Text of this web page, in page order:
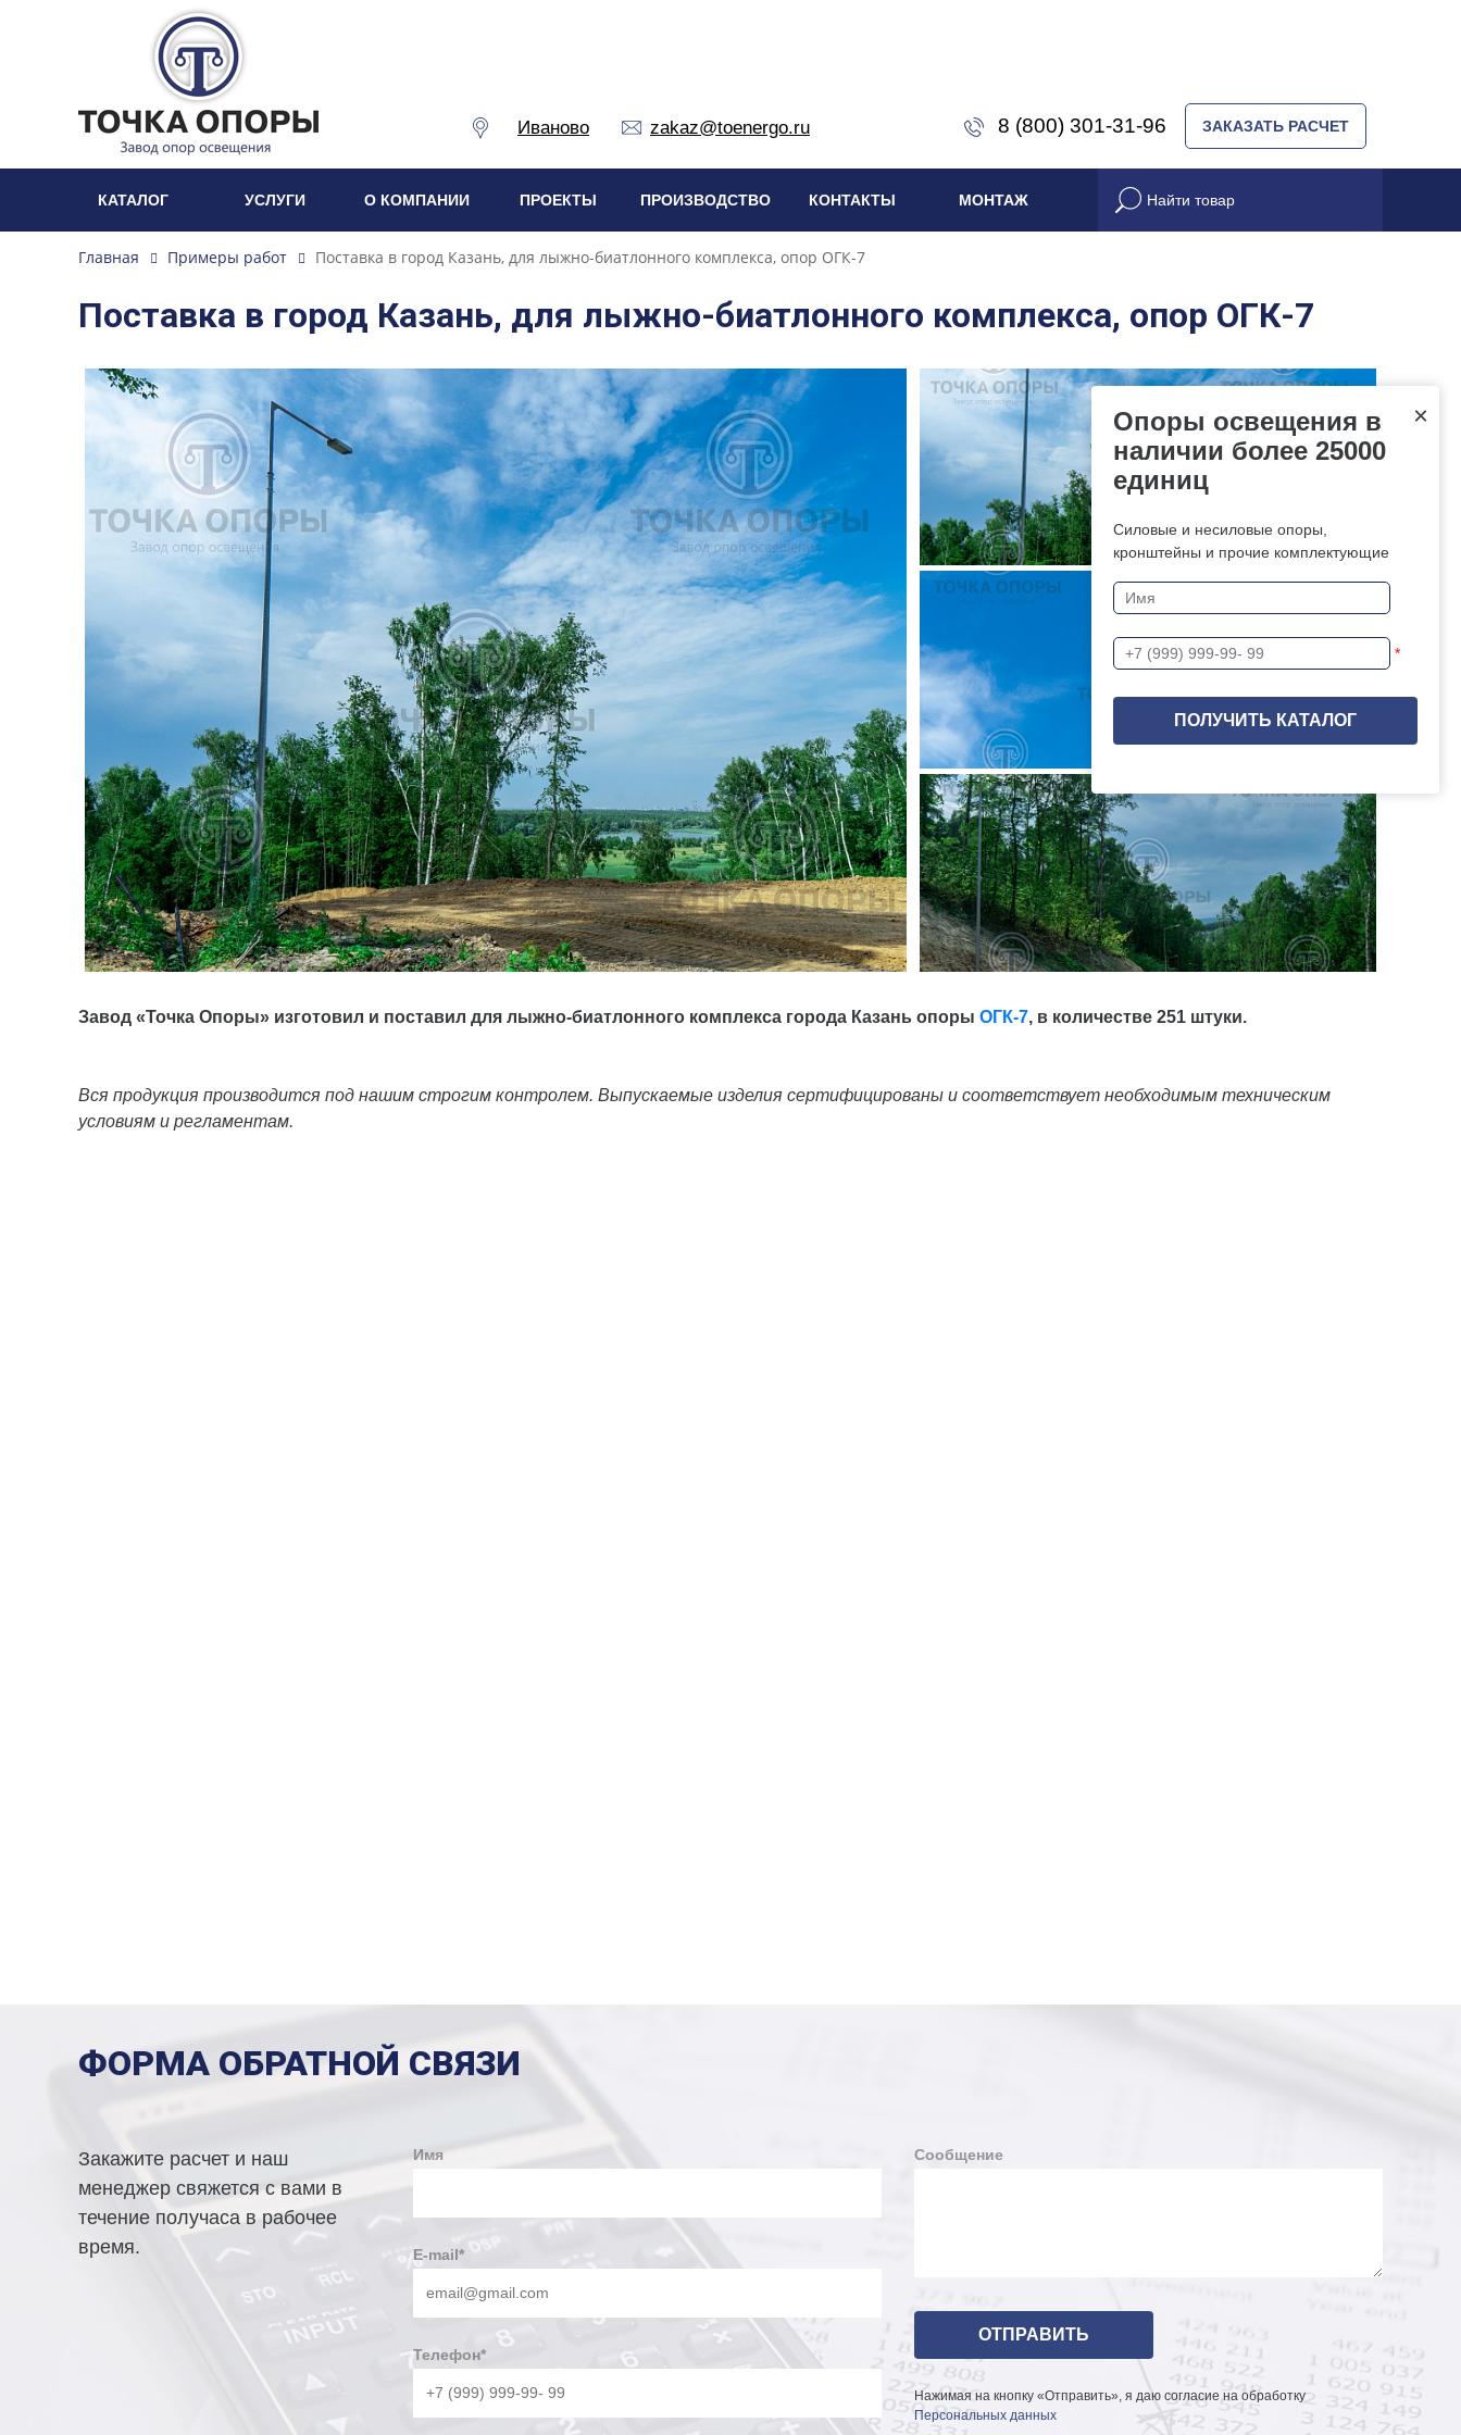
Иваново zakaz@toenergo.ru 8 (800) 301-31-96 ЗАКАЗАТЬ РАСЧЕТ
КАТАЛОГ УСЛУГИ О КОМПАНИИ ПРОЕКТЫ ПРОИЗВОДСТВО КОНТАКТЫ МОНТАЖ
Главная Примеры работ Поставка в город Казань, для лыжно-биатлонного комплекса, опор ОГК-7
Поставка в город Казань, для лыжно-биатлонного комплекса, опор ОГК-7
Завод «Точка Опоры» изготовил и поставил для лыжно-биатлонного комплекса города Казань опоры ОГК-7, в количестве 251 штуки.
Вся продукция производится под нашим строгим контролем. Выпускаемые изделия сертифицированы и соответствует необходимым техническим
условиям и регламентам. ⠀
ФОРМА ОБРАТНОЙ СВЯЗИ
Закажите расчет и наш
менеджер свяжется с вами в
течение получаса в рабочее
время.
Имя
E-mail*
Телефон*
Сообщение
Нажимая на кнопку «Отправить», я даю согласие на обработку
Персональных данных
×
Опоры освещения в
наличии более 25000
единиц
Силовые и несиловые опоры,
кронштейны и прочие комплектующие
*